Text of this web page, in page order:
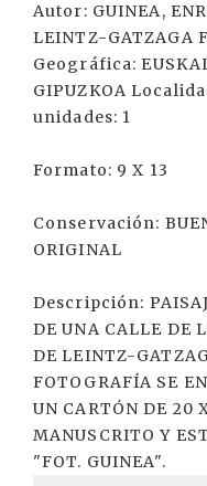
Autor: GUINEA,
LEINTZ-GATZAGA
Geográfica:
GIPUZKOA
unidades: 1
Formato: 9 X 13
Conservación:
ORIGINAL
Descripción:
DE UNA CALLE DE
DE LEINTZ-
FOTOGRAFÍA SE
UN CARTÓN DE 20
MANUSCRITO Y
"FOT. GUINEA".